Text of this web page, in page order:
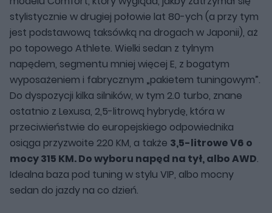
stylistycznie w drugiej połowie lat 80-ych (a przy tym
jest podstawową taksówką na drogach w Japonii), aż
po topowego Athlete. Wielki sedan z tylnym
napędem, segmentu mniej więcej E, z bogatym
wyposażeniem i fabrycznym „pakietem tuningowym”.
Do dyspozycji kilka silników, w tym 2.0 turbo, znane
ostatnio z Lexusa, 2,5-litrową hybrydę, która w
przeciwieństwie do europejskiego odpowiednika
osiąga przyzwoite 220 KM, a także 3,5-litrowe V6 o
mocy 315 KM. Do wyboru napęd na tył, albo AWD.
Idealna baza pod tuning w stylu VIP, albo mocny
sedan do jazdy na co dzień.